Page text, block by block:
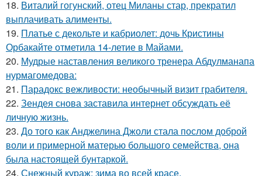
18. Виталий гогунский, отец Миланы стар, прекратил
выплачивать алименты.
19. Платье с декольте и кабриолет: дочь Кристины
Орбакайте отметила 14-летие в Майами.
20. Мудрые наставления великого тренера Абдулманапа
нурмагомедова:
21. Парадокс вежливости: необычный визит грабителя.
22. Зендея снова заставила интернет обсуждать её
личную жизнь.
23. До того как Анджелина Джоли стала послом доброй
воли и примерной матерью большого семейства, она
была настоящей бунтаркой.
24. Снежный кураж: зима во всей красе.